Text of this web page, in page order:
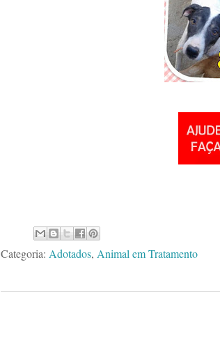
Categoria: Adotados, Animal em Tratamento